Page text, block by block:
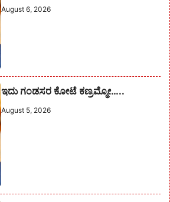
August 6, 2026
ಇದು ಗಂಡಸರ ಕೋಟೆ ಕಣ್ರಮ್ಮೋ…..
August 5, 2026